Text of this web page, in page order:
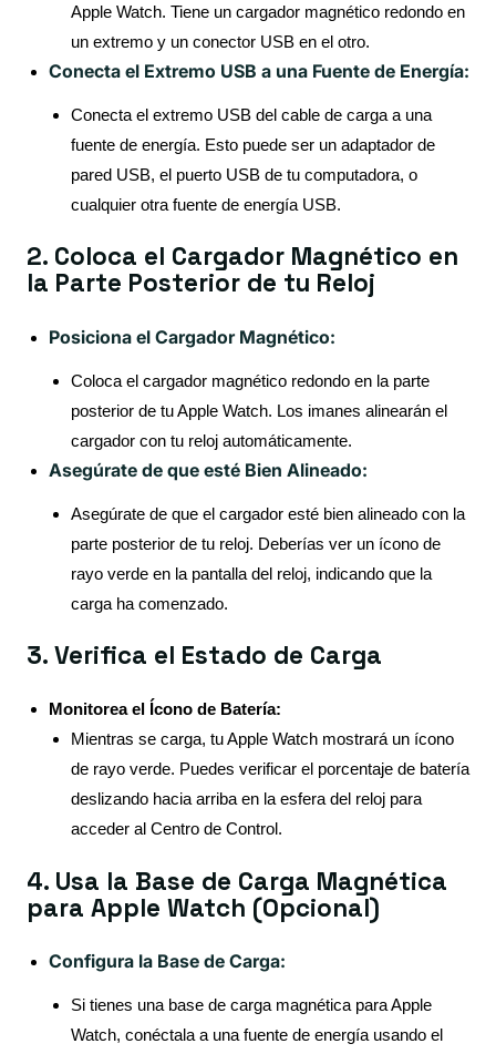
Apple Watch. Tiene un cargador magnético redondo en
un extremo y un conector USB en el otro.
Conecta el Extremo USB a una Fuente de Energía:
Conecta el extremo USB del cable de carga a una
fuente de energía. Esto puede ser un adaptador de
pared USB, el puerto USB de tu computadora, o
cualquier otra fuente de energía USB.
2. Coloca el Cargador Magnético en
la Parte Posterior de tu Reloj
Posiciona el Cargador Magnético:
Coloca el cargador magnético redondo en la parte
posterior de tu Apple Watch. Los imanes alinearán el
cargador con tu reloj automáticamente.
Asegúrate de que esté Bien Alineado:
Asegúrate de que el cargador esté bien alineado con la
parte posterior de tu reloj. Deberías ver un ícono de
rayo verde en la pantalla del reloj, indicando que la
carga ha comenzado.
3. Verifica el Estado de Carga
Monitorea el Ícono de Batería:
Mientras se carga, tu Apple Watch mostrará un ícono
de rayo verde. Puedes verificar el porcentaje de batería
deslizando hacia arriba en la esfera del reloj para
acceder al Centro de Control.
4. Usa la Base de Carga Magnética
para Apple Watch (Opcional)
Configura la Base de Carga:
Si tienes una base de carga magnética para Apple
Watch, conéctala a una fuente de energía usando el